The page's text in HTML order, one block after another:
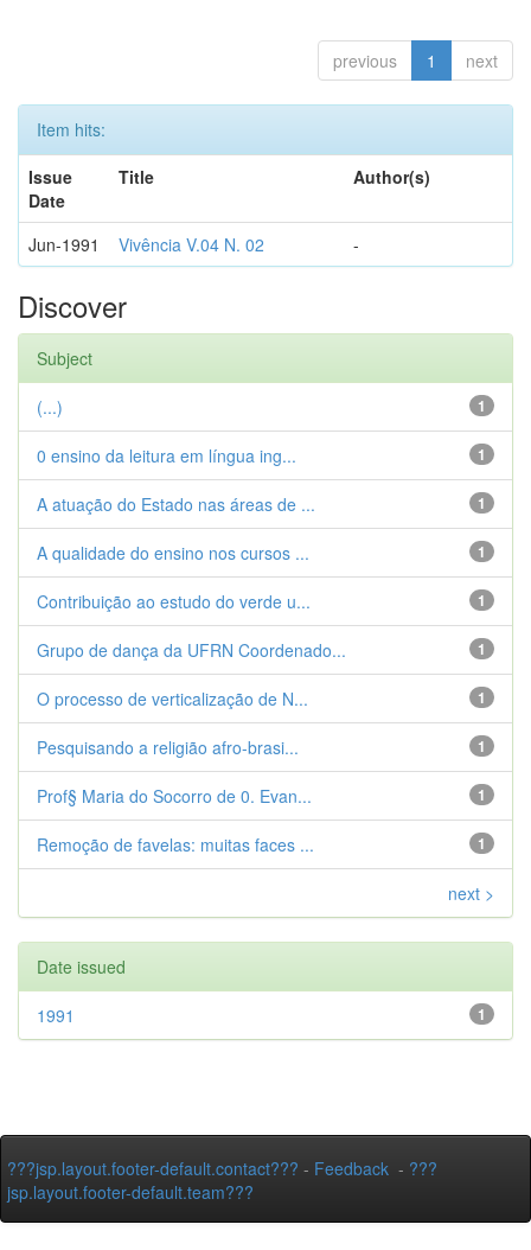
previous 1 next
Item hits:
Issue
Date
Title Author(s)
Jun-1991 Vivência V.04 N. 02 -
Discover
Subject
1
(...)
1
0 ensino da leitura em língua ing...
1
A atuação do Estado nas áreas de ...
1
A qualidade do ensino nos cursos ...
1
Contribuição ao estudo do verde u...
1
Grupo de dança da UFRN Coordenado...
1
O processo de verticalização de N...
1
Pesquisando a religião afro-brasi...
1
Prof§ Maria do Socorro de 0. Evan...
1
Remoção de favelas: muitas faces ...
next >
Date issued
1
1991
???jsp.layout.footer-default.contact??? - Feedback - ???
jsp.layout.footer-default.team???